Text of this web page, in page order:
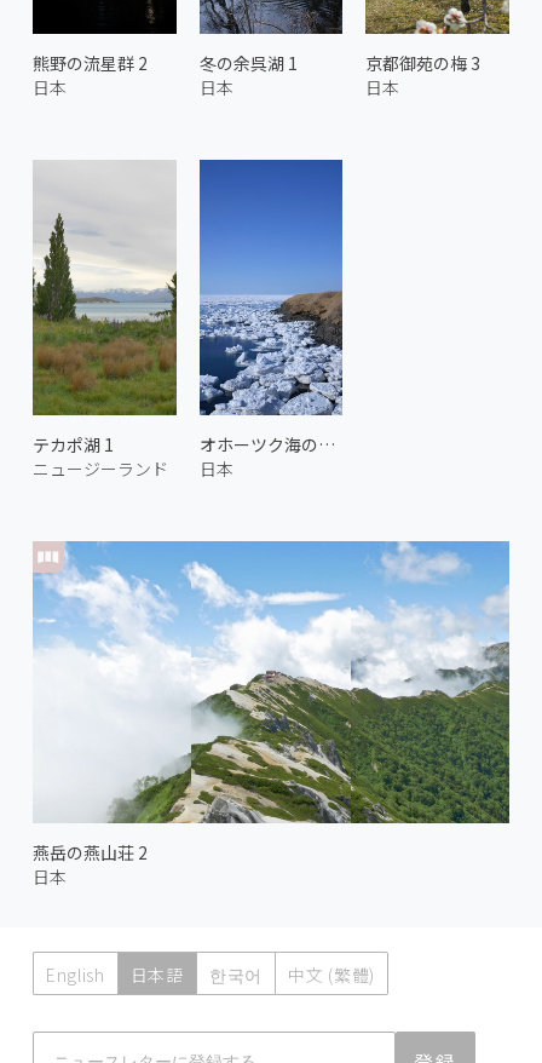
熊野の流星群 2
日本
冬の余呉湖 1
日本
京都御苑の梅 3
日本
テカポ湖 1
ニュージーランド
オホーツク海の流氷 7
日本
燕岳の燕山荘 2
日本
English 日本語 한국어 中文 (繁體)